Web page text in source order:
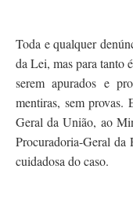
Toda e qualquer
da Lei, mas para tanto
serem apurados e
mentiras, sem provas.
Geral da União, ao
Procuradoria-Geral da
cuidadosa do caso.